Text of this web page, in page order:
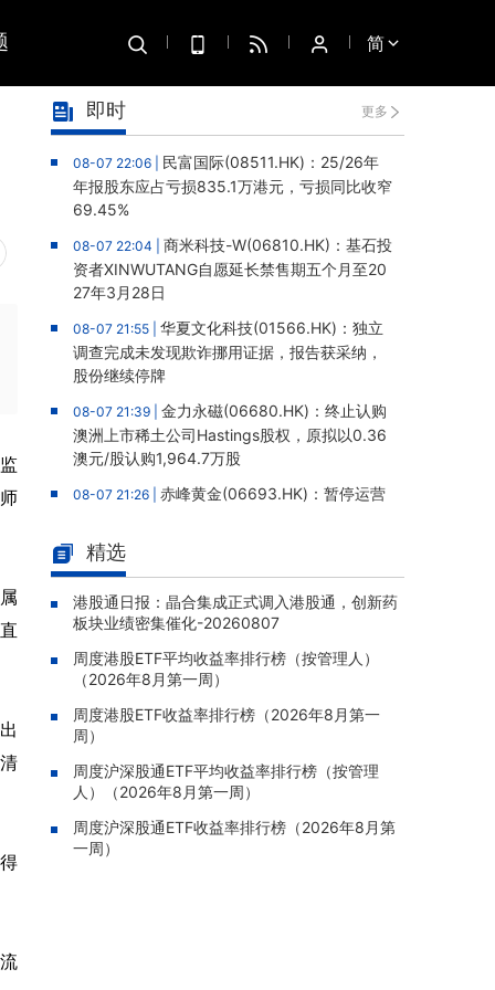
简
即时 更多
08-07 22:06 | 民富国际(08511.HK)：25/26年
年报股东应占亏损835.1万港元，亏损同比收窄
69.45%
08-07 22:04 | 商米科技-W(06810.HK)：基石投
资者XINWUTANG自愿延长禁售期五个月至20
27年3月28日
08-07 21:55 | 华夏文化科技(01566.HK)：独立
调查完成未发现欺诈挪用证据，报告获采纳，
股份继续停牌
08-07 21:39 | 金力永磁(06680.HK)：终止认购
澳洲上市稀土公司Hastings股权，原拟以0.36
澳元/股认购1,964.7万股
08-07 21:26 | 赤峰黄金(06693.HK)：暂停运营
人民币5,406万元
08-07 20:07 |灵宝黄金(03330.HK)：新疆哈巴
河勘查取得重大进展，保有金金属量由13.20吨
跃升至53.94吨
08-07 20:04 |迅策(03317.HK)：与天合算力订
立战略合作备忘，共探能源垂类大模型与Toke
n工厂商业化
08-07 20:02 |
中国泛半导体IMSS市场排名第三
08-07 19:47 | 浙能迈领绿航二次递表港交所，为
全球领先的绿色航运设备和系统提供商
08-07 19:09 |
精选
港股通日报：晶合集成正式调入港股通，创新药
板块业绩密集催化-20260807
周度港股ETF平均收益率排行榜（按管理人）
（2026年8月第一周）
周度港股ETF收益率排行榜（2026年8月第一
周）
周度沪深股通ETF平均收益率排行榜（按管理
人）（2026年8月第一周）
周度沪深股通ETF收益率排行榜（2026年8月第
一周）